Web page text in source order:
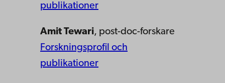
publikationer
Amit Tewari, post-doc-forskare
Forskningsprofil och
publikationer